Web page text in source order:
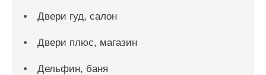
Двери гуд, салон
Двери плюс, магазин
Дельфин, баня